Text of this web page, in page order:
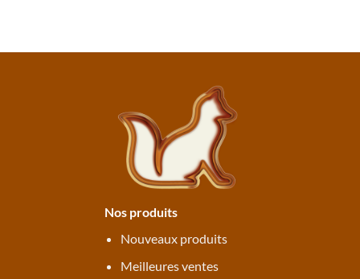
Nos produits
Nouveaux produits
Meilleures ventes